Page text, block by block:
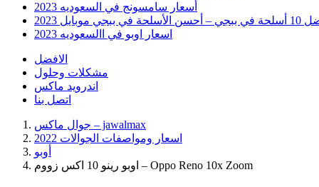
أسعار سامسونج في السعوديه 2023
الأسلحة في ببجي موبايل 2023
اسعار اوبو في االسعوديه 2023
الافضل
مشكلات وحلول
اندرويد ماكس
اتصل بنا
جوال ماكس – jawalmax
اسعار ومواصفات الجوالات 2022
أوبو
اوبو رينو 10 اكس زووم – Oppo Reno 10x Zoom